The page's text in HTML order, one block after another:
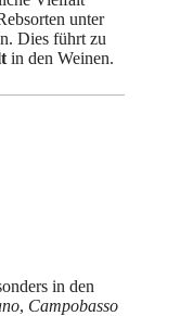
unter
Dies führt zu
in den Weinen.
in den
, Campobasso